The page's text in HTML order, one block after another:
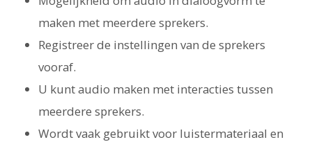
maken met meerdere sprekers.
Registreer de instellingen van de sprekers
vooraf.
U kunt audio maken met interacties tussen
meerdere sprekers.
Wordt vaak gebruikt voor luistermateriaal en